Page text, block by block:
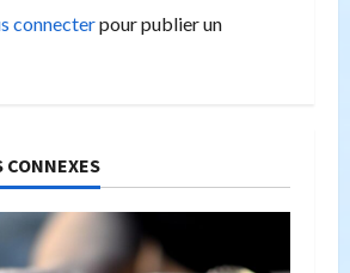
connecterpour publier un